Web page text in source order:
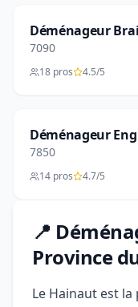
Déménageur
7090
18 pros 4.5/5
Déménageur
7850
14 pros 4.7/5
📍
Province
Le Hainaut est